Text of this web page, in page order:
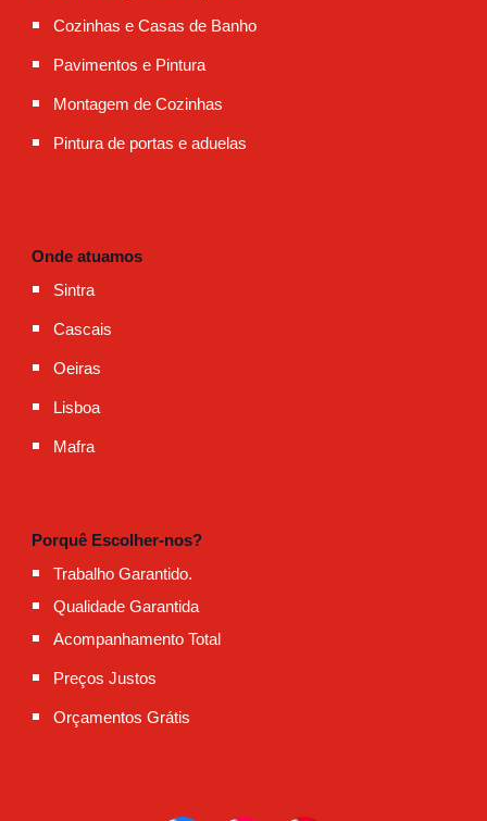
Cozinhas e Casas de Banho
Pavimentos e Pintura
Montagem de Cozinhas
Pintura de portas e aduelas
Onde atuamos
Sintra
Cascais
Oeiras
Lisboa
Mafra
Porquê Escolher-nos?
Trabalho Garantido.
Qualidade Garantida
Acompanhamento Total
Preços Justos
Orçamentos Grátis